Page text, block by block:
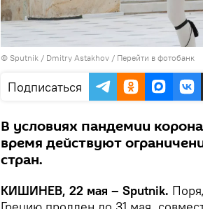
© Sputnik / Dmitry Astakhov / Перейти в фотобанк
Подписаться
В условиях пандемии
время действуют
стран.
КИШИНЕВ, 22 мая – Sputnik.